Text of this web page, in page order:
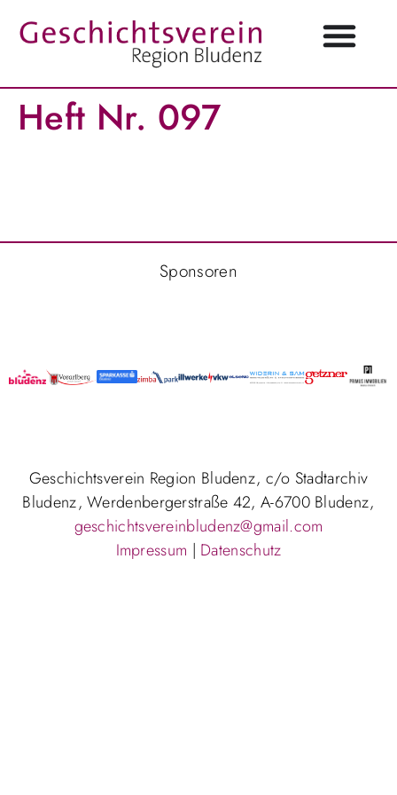
Heft Nr. 097
Sponsoren
Geschichtsverein Region Bludenz, c/o Stadtarchiv
Bludenz, Werdenbergerstraße 42, A-6700 Bludenz,
geschichtsvereinbludenz@gmail.com
Impressum | Datenschutz